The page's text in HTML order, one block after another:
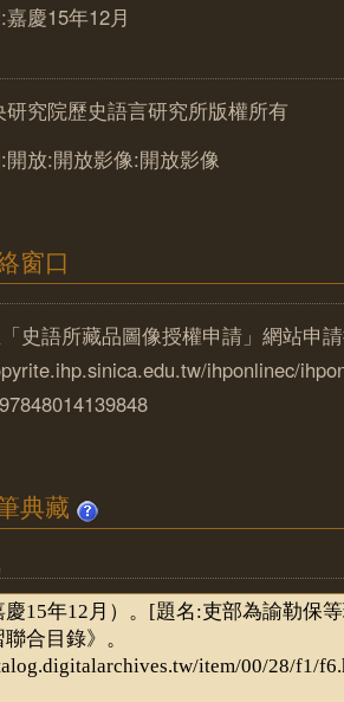
慶15年12月
研究院歷史語言研究所版權所有
開放:開放影像:開放影像
窗口
史語所藏品圖像授權申請」網站申
ihponlinec/
典藏